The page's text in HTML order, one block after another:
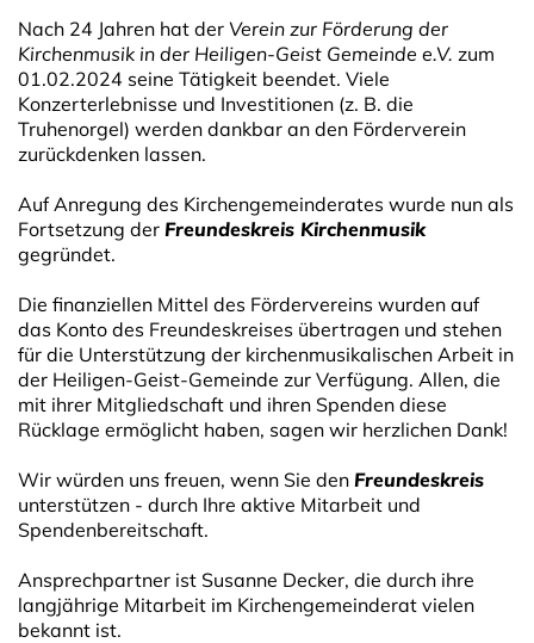
Nach 24 Jahren hat der Verein zur Förderung der
Kirchenmusik in der Heiligen-Geist Gemeinde e.V. zum
01.02.2024 seine Tätigkeit beendet. Viele
Konzerterlebnisse und Investitionen (z. B. die
Truhenorgel) werden dankbar an den Förderverein
zurückdenken lassen.
Auf Anregung des Kirchengemeinderates wurde nun als
Fortsetzung der Freundeskreis Kirchenmusik
gegründet.
Die finanziellen Mittel des Fördervereins wurden auf
das Konto des Freundeskreises übertragen und stehen
für die Unterstützung der kirchenmusikalischen Arbeit in
der Heiligen-Geist-Gemeinde zur Verfügung. Allen, die
mit ihrer Mitgliedschaft und ihren Spenden diese
Rücklage ermöglicht haben, sagen wir herzlichen Dank!
Wir würden uns freuen, wenn Sie den Freundeskreis
unterstützen - durch Ihre aktive Mitarbeit und
Spendenbereitschaft.
Ansprechpartner ist Susanne Decker, die durch ihre
langjährige Mitarbeit im Kirchengemeinderat vielen
bekannt ist.